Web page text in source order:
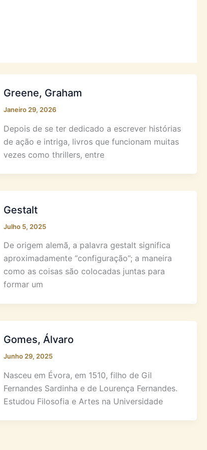
Greene, Graham
Janeiro 29, 2026
Depois de se ter dedicado a escrever histórias
de ação e intriga, livros que funcionam muitas
vezes como thrillers, entre
Gestalt
Julho 5, 2025
De origem alemã, a palavra gestalt significa
aproximadamente “configuração”; a maneira
como as coisas são colocadas juntas para
formar um
Gomes, Álvaro
Junho 29, 2025
Nasceu em Évora, em 1510, filho de Gil
Fernandes Sardinha e de Lourença Fernandes.
Estudou Filosofia e Artes na Universidade